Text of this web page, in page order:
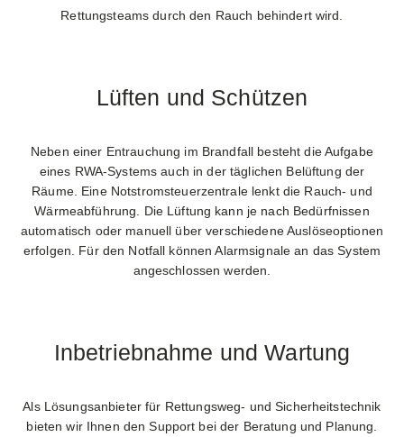
Rettungsteams durch den Rauch behindert wird.
Lüften und Schützen
Neben einer Entrauchung im Brandfall besteht die Aufgabe
eines RWA-Systems auch in der täglichen Belüftung der
Räume. Eine Notstromsteuerzentrale lenkt die Rauch- und
Wärmeabführung. Die Lüftung kann je nach Bedürfnissen
automatisch oder manuell über verschiedene Auslöseoptionen
erfolgen. Für den Notfall können Alarmsignale an das System
angeschlossen werden.
Inbetriebnahme und Wartung
Als Lösungsanbieter für Rettungsweg- und Sicherheitstechnik
bieten wir Ihnen den Support bei der Beratung und Planung.